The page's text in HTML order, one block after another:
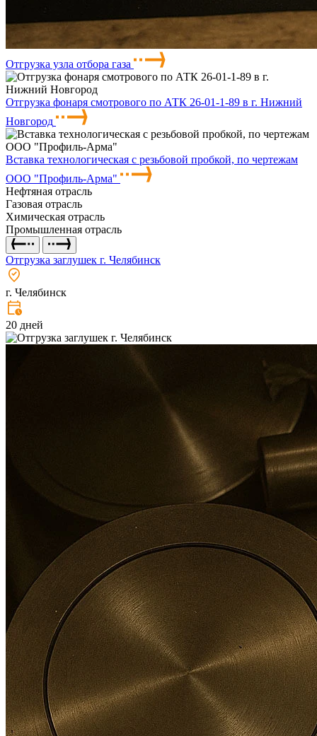
Отгрузка узла отбора газа
Отгрузка фонаря смотрового по АТК 26-01-1-89 в г. Нижний
Новгород
Вставка технологическая с резьбовой пробкой, по чертежам
ООО "Профиль-Арма"
Нефтяная отрасль
Газовая отрасль
Химическая отрасль
Промышленная отрасль
Отгрузка заглушек г. Челябинск
г. Челябинск
20 дней